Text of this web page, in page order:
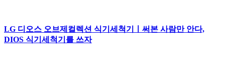
LG 디오스 오브제컬렉션 식기세척기ㅣ써본 사람만 안다,
DIOS 식기세척기를 쓰자